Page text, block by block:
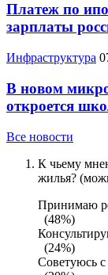
Платеж по
зарплаты
Инфраструктура
В новом
откроется
Все новости
К чьему
жилья?
Принимаю
(48%)
(24%)
Советуюсь